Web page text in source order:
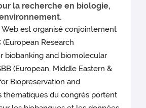
la recherche en biologie,
Web est organisé conjointement
(European Research
biobanking and biomolecular
(European, Middle Eastern &
Biopreservation and
thématiques du congrès portent